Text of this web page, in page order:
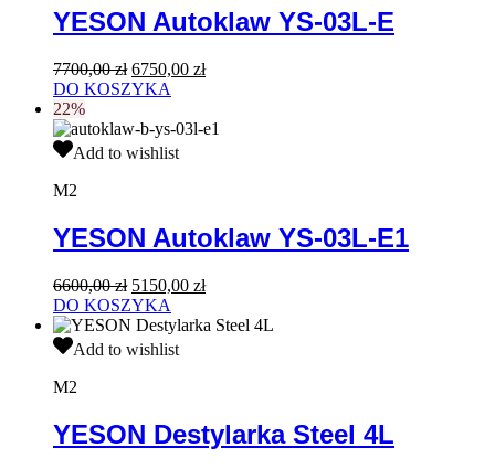
E
YESON Autoklaw YS-03L-E
7700,00zł Pierwotna
cena
7700,00 zł.
6750,00 złAktualna
6750,00 zł.
DO KOSZYKA
22%
YESON
YS-
E1
Add to wishlist
M2
YESON Autoklaw YS-03L-E1
6600,00zł Pierwotna
cena
wynosiła:
6600,00 zł.
5150,00 złAktualna
wynosi:
DO KOSZYKA
YESON
Steel
Add to wishlist
M2
YESON Destylarka Steel 4L